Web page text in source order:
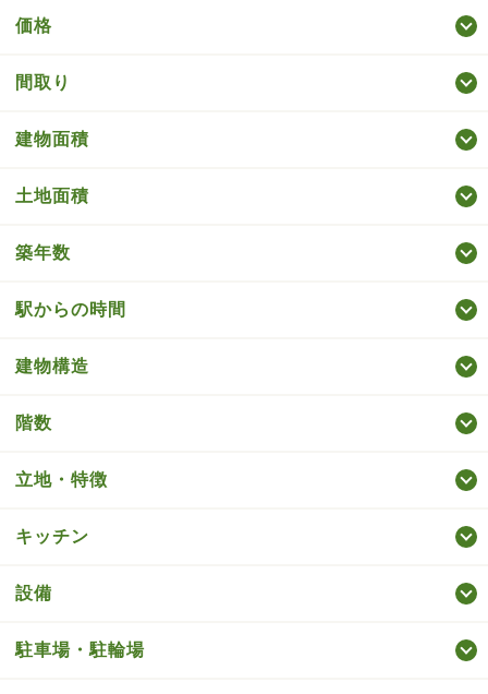
価格
間取り
建物面積
土地面積
築年数
駅からの時間
建物構造
階数
立地・特徴
キッチン
設備
駐車場・駐輪場